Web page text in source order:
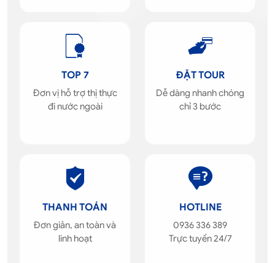
TOP 7
Đơn vị hỗ trợ thị thực
đi nước ngoài
ĐẶT TOUR
Dễ dàng nhanh chóng
chỉ 3 bước
THANH TOÁN
Đơn giản, an toàn và
linh hoạt
HOTLINE
0936 336 389
Trực tuyến 24/7